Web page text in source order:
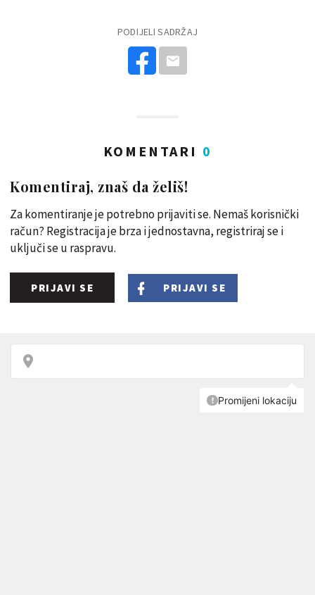
PODIJELI SADRŽAJ
KOMENTARI 0
Komentiraj, znaš da želiš!
Za komentiranje je potrebno prijaviti se. Nemaš korisnički
račun? Registracija je brza i jednostavna, registriraj se i
uključi se u raspravu.
PRIJAVI SE PRIJAVI SE